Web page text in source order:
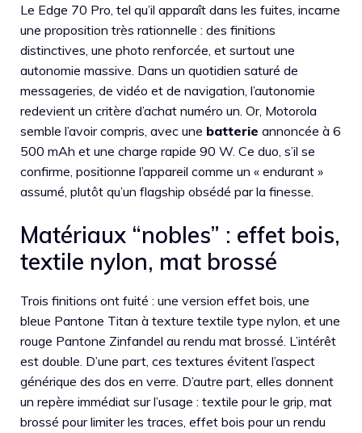
Le Edge 70 Pro, tel qu’il apparaît dans les fuites, incarne
une proposition très rationnelle : des finitions
distinctives, une photo renforcée, et surtout une
autonomie massive. Dans un quotidien saturé de
messageries, de vidéo et de navigation, l’autonomie
redevient un critère d’achat numéro un. Or, Motorola
semble l’avoir compris, avec une batterie annoncée à 6
500 mAh et une charge rapide 90 W. Ce duo, s’il se
confirme, positionne l’appareil comme un « endurant »
assumé, plutôt qu’un flagship obsédé par la finesse.
Matériaux “nobles” : effet bois,
textile nylon, mat brossé
Trois finitions ont fuité : une version effet bois, une
bleue Pantone Titan à texture textile type nylon, et une
rouge Pantone Zinfandel au rendu mat brossé. L’intérêt
est double. D’une part, ces textures évitent l’aspect
générique des dos en verre. D’autre part, elles donnent
un repère immédiat sur l’usage : textile pour le grip, mat
brossé pour limiter les traces, effet bois pour un rendu